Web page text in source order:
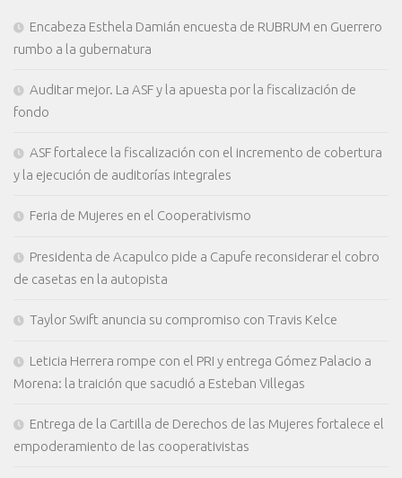
Encabeza Esthela Damián encuesta de RUBRUM en Guerrero
rumbo a la gubernatura
Auditar mejor. La ASF y la apuesta por la fiscalización de
fondo
ASF fortalece la fiscalización con el incremento de cobertura
y la ejecución de auditorías integrales
Feria de Mujeres en el Cooperativismo
Presidenta de Acapulco pide a Capufe reconsiderar el cobro
de casetas en la autopista
Taylor Swift anuncia su compromiso con Travis Kelce
Leticia Herrera rompe con el PRI y entrega Gómez Palacio a
Morena: la traición que sacudió a Esteban Villegas
Entrega de la Cartilla de Derechos de las Mujeres fortalece el
empoderamiento de las cooperativistas